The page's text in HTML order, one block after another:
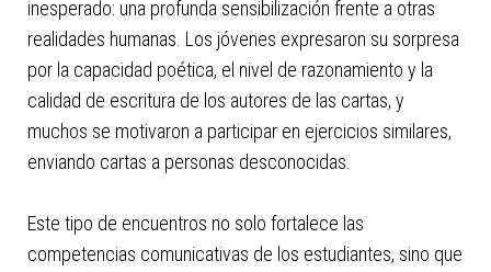
inesperado: una profunda sensibilización frente a otras
realidades humanas. Los jóvenes expresaron su sorpresa
por la capacidad poética, el nivel de razonamiento y la
calidad de escritura de los autores de las cartas, y
muchos se motivaron a participar en ejercicios similares,
enviando cartas a personas desconocidas.
Este tipo de encuentros no solo fortalece las
competencias comunicativas de los estudiantes, sino que